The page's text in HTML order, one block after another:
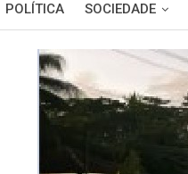
POLÍTICA SOCIEDADE